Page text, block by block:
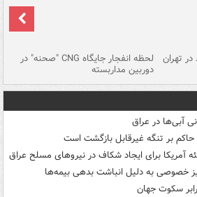
تهران لحظه انفجار جایگاه CNG "صحنه" در
دوربین مداربسته
بر تنگه غیرقابل بازگشت است
آمریکا برای ایجاد شکاف در نیروهای مسلح عراق
خصوصی به دلیل انباشت بدهی بیمه‌ها
سکوت جهان